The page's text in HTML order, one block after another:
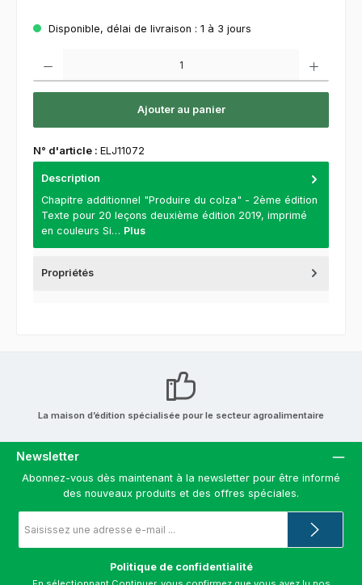
Disponible, délai de livraison : 1 à 3 jours
Ajouter au panier
N° d'article : ELJ11072
Description
Chapitre additionnel "Produire du colza" - 2ème édition
Texte pour 20 leçons deuxième édition 2019, imprimé
en couleurs Si… Plus
Propriétés
La maison d’édition spécialisée pour le secteur agroalimentaire
Newsletter
Abonnez-vous dès maintenant à la newsletter pour être informé
des nouveaux produits et des offres spéciales.
e-
*
Politique de confidentialité